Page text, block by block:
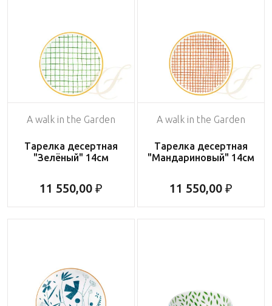
A walk in the Garden
Тарелка десертная
"Зелёный" 14см
11 550,00 ₽
A walk in the Garden
Тарелка десертная
"Мандариновый" 14см
11 550,00 ₽